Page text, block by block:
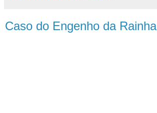
Caso do Engenho da Rainha